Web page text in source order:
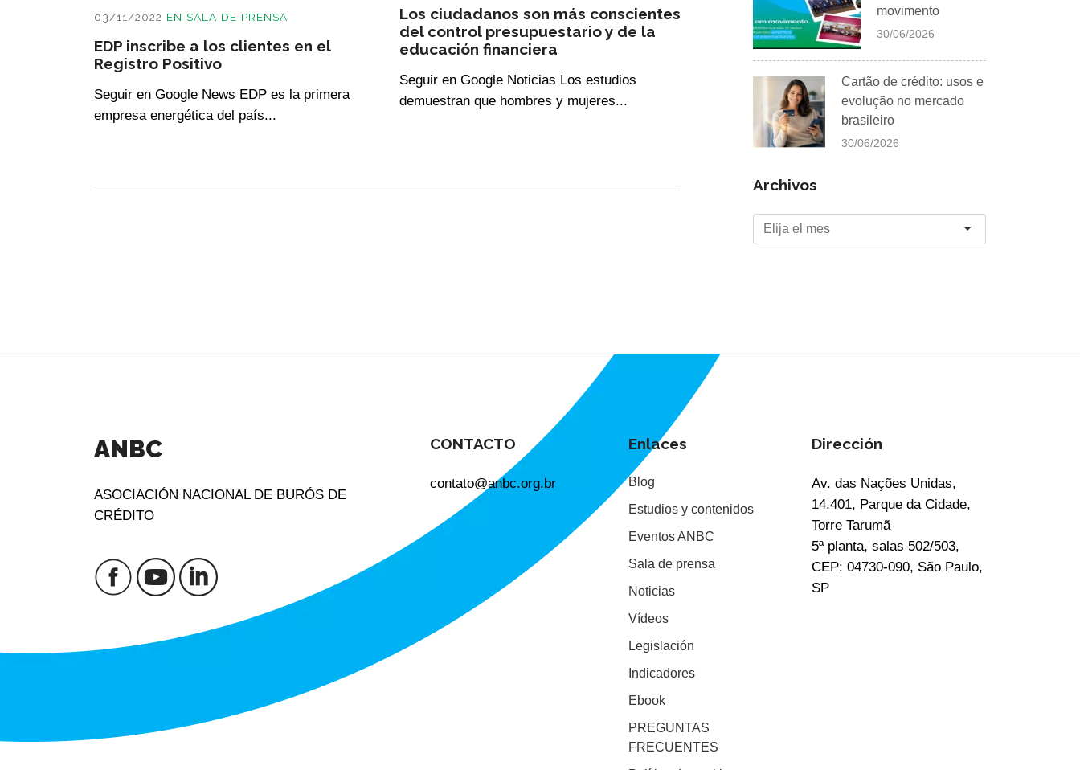
03/11/2022 EN SALA DE PRENSA
EDP inscribe a los clientes en el
Registro Positivo
Seguir en Google News EDP es la primera
empresa energética del país...
Los ciudadanos son más conscientes
del control presupuestario y de la
educación financiera
Seguir en Google Noticias Los estudios
demuestran que hombres y mujeres...
movimento
30/06/2026
Cartão de crédito: usos e
evolução no mercado
brasileiro
30/06/2026
Archivos
ANBC
ASOCIACIÓN NACIONAL DE BURÓS DE
CRÉDITO
CONTACTO
contato@anbc.org.br
Enlaces
Blog
Estudios y contenidos
Eventos ANBC
Sala de prensa
Noticias
Vídeos
Legislación
Indicadores
Ebook
PREGUNTAS
FRECUENTES
Dirección
Av. das Nações Unidas,
14.401, Parque da Cidade,
Torre Tarumã
5ª planta, salas 502/503,
CEP: 04730-090, São Paulo,
SP